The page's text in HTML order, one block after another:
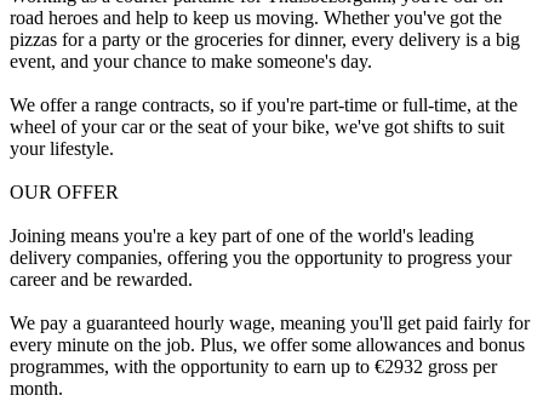
road heroes and help to keep us moving. Whether you've got the
pizzas for a party or the groceries for dinner, every delivery is a big
event, and your chance to make someone's day.
We offer a range contracts, so if you're part-time or full-time, at the
wheel of your car or the seat of your bike, we've got shifts to suit
your lifestyle.
OUR OFFER
Joining means you're a key part of one of the world's leading
delivery companies, offering you the opportunity to progress your
career and be rewarded.
We pay a guaranteed hourly wage, meaning you'll get paid fairly for
every minute on the job. Plus, we offer some allowances and bonus
programmes, with the opportunity to earn up to €2932 gross per
month.